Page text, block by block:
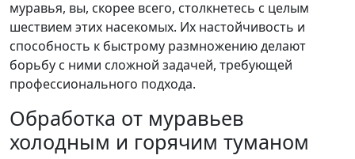
муравья, вы, скорее всего, столкнетесь с целым
шествием этих насекомых. Их настойчивость и
способность к быстрому размножению делают
борьбу с ними сложной задачей, требующей
профессионального подхода.
Обработка от муравьев
холодным и горячим туманом